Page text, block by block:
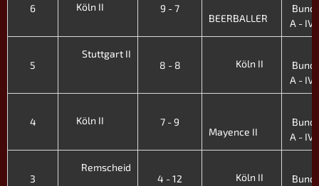
6 Köln II 9 - 7
BEERBALLER
A - IV.
5
Stuttgart II
8 - 8
Köln II
A - IV.
4 Köln II 7 - 9
Mayence II
A - IV.
3
Remscheid
4 - 12
Köln II